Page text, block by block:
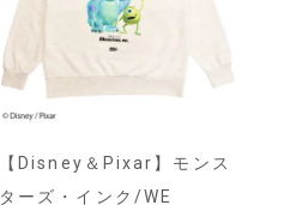
【Disney＆Pixar】モンス
ターズ・インク/WE